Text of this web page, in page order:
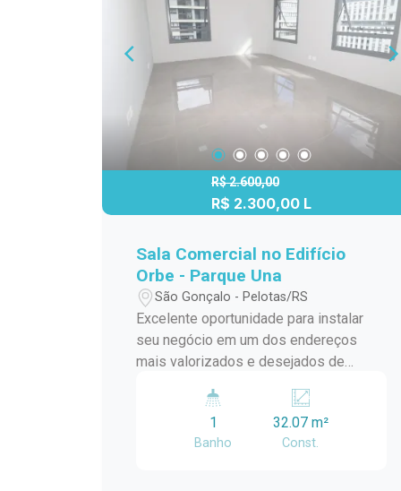
R$ 2.600,00
R$ 2.300,00 L
Sala Comercial no Edifício
Orbe - Parque Una
São Gonçalo - Pelotas/RS
Excelente oportunidade para instalar
seu negócio em um dos endereços
mais valorizados e desejados de
Orbe, no Parque Una, oferece conforto,
modernidade e uma localização
estratégica, ideal para profissionais
1
Banho
32.07 m²
Const.